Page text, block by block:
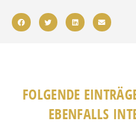
FOLGENDE
EBENFALLS